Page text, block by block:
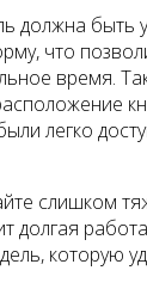
должна быть
что
время.
легко
слишком
долгая
которую